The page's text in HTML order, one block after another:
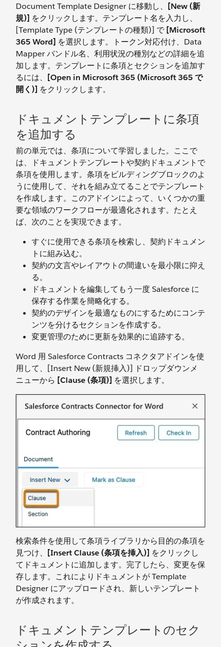
Document Template Designer に移動し、
[New (新
規)] をクリックします。テンプレート名を入力し、
[Template Type (テンプレートの種類)] で [Microsoft
365 Word] を選択します。トークン対応付け、Data
Mapper バンドル名、利用状況の種別などの詳細を追
加します。テンプレートに条項とセクションを追加す
るには、
[Open in Microsoft 365 (Microsoft 365 で
開く)] をクリックします。
ドキュメントテンプレートに条項
を追加する
前の単元では、条項について学習しました。ここで
は、ドキュメントテンプレートや契約ドキュメントで
条項を使用します。条項をビルディングブロックのよ
うに使用して、それを組み立てることでテンプレート
を作成します。このアドインによって、いくつかの重
要な領域のワークフローが最適化されます。たとえ
ば、次のことを実現できます。
すぐに使用できる条項を検索し、契約ドキュメン
トに組み込む。
契約の文言やレイアウトの間違いを最小限に抑え
る。
ドキュメントを編集してもう一度 Salesforce に
保存する作業を簡略化する。
契約のデザインを最適なものにするためにコンテ
ンツを分けるセクションを作成する。
変更管理のために更新を効果的に追跡する。
Word 用 Salesforce Contracts コネクタアドインを使
用して、[Insert New (新規挿入)] ドロップダウンメ
ニューから [Clause (条項)] を選択します。
検索条件を使用して条項ライブラリから目的の条項を
見つけ、
[Insert Clause (条項を挿入)] をクリックし
てドキュメントに追加します。完了したら、変更を保
存します。これによりドキュメントが Template
Designer にアップロードされ、新しいテンプレート
が作成されます。
ドキュメントテンプレートのセク